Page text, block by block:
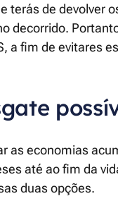
terás de devolver
decorrido.
a fim de evitares
as economias
até ao fim da
duas opções.